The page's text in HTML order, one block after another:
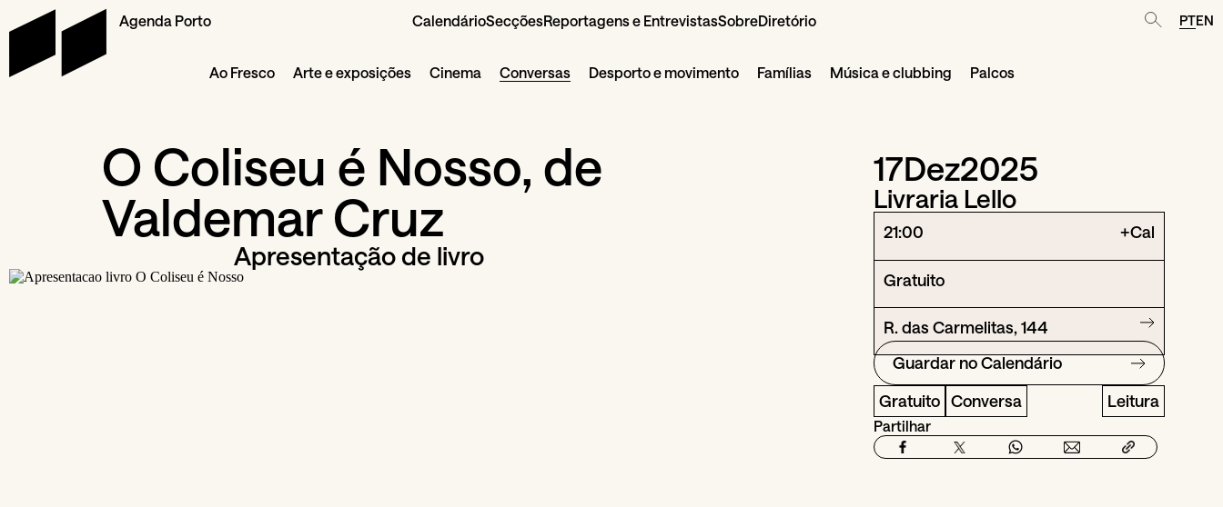
Agenda Porto CalendárioSecçõesReportagens e EntrevistasSobreDiretório
Ao Fresco Arte e exposições Cinema Conversas Desporto e movimento Famílias Música e clubbing Palcos
PTEN
O Coliseu é Nosso, de
Valdemar Cruz
Apresentação de livro
17Dez2025
Livraria Lello
21:00 +Cal
Gratuito
R. das Carmelitas, 144
Guardar no Calendário
Gratuito Conversa Leitura
Partilhar